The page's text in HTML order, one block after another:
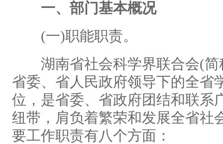
一、部门基本概况
(一)职能职责。
湖南省社会科学界联合会(简
省委、省人民政府领导下的全省
位，是省委、省政府团结和联系
纽带，肩负着繁荣和发展全省社
要工作职责有八个方面：